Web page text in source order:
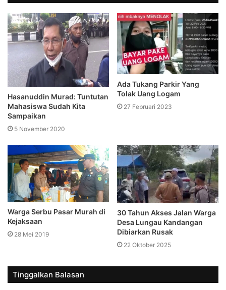
Hasanuddin Murad: Tuntutan
Mahasiswa Sudah Kita
Sampaikan
5 November 2020
Ada Tukang Parkir Yang
Tolak Uang Logam
27 Februari 2023
Warga Serbu Pasar Murah di
Kejaksaan
28 Mei 2019
30 Tahun Akses Jalan Warga
Desa Lungau Kandangan
Dibiarkan Rusak
22 Oktober 2025
Tinggalkan Balasan